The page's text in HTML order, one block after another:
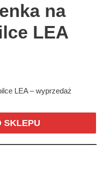
na
LEA
LEA – wyprzedaż
SKLEPU